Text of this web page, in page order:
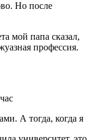
Но после
мой папа сказал,
профессия.
А тогда, когда я